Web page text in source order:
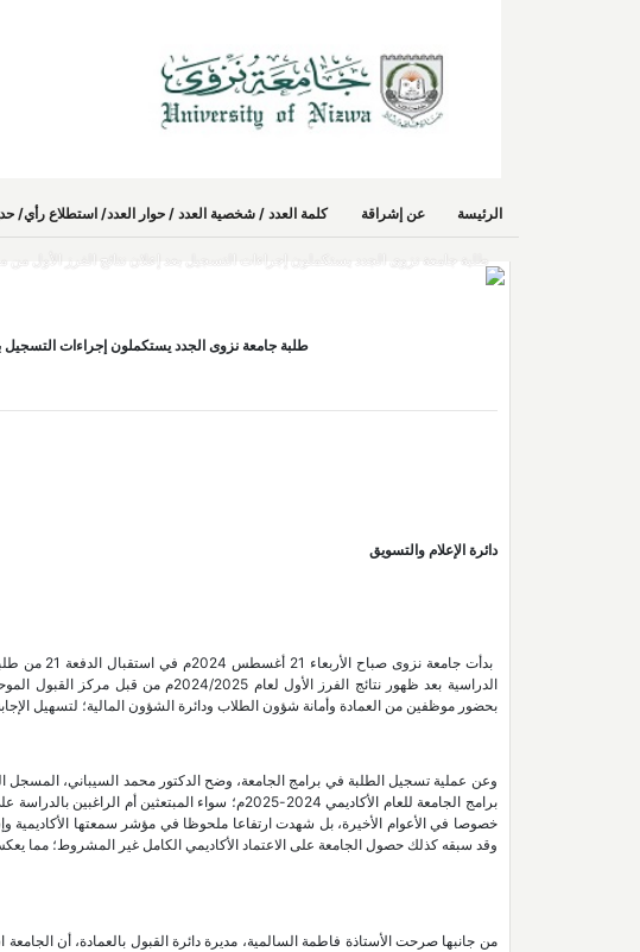
الرئيسة عن إشراقة كلمة العدد / شخصية العدد / حوار العدد/ استطلاع
طلبة جامعة نزوى الجدد يستكملون إجراءات التسجيل بعد إعلان نتائج الفرز الأول من
طلبة جامعة نزوى الجدد يستكملون إجراءات التسجيل
دائرة الإعلام والتسويق
بدأت جامعة
الدراسية بعد ظهور نتائج الفرز الأول
بحضور موظفين من العمادة وأمانة شؤون الطلاب ودائرة الشؤون المالية؛ لتسهيل
وعن عملية تسجيل الطلبة في برامج الجامعة، وضح الدكتور محمد السيباني، المسجل
برامج الجامعة للعام الأكاديمي 2024-2025م؛ سواء
وقد سبقه كذلك حصول الجامعة على الاعتماد الأكاديمي الكامل غير المشروط؛ مما
من جانبها صرحت الأستاذة فاطمة السالمية، مديرة دائرة القبول بالعمادة، أن